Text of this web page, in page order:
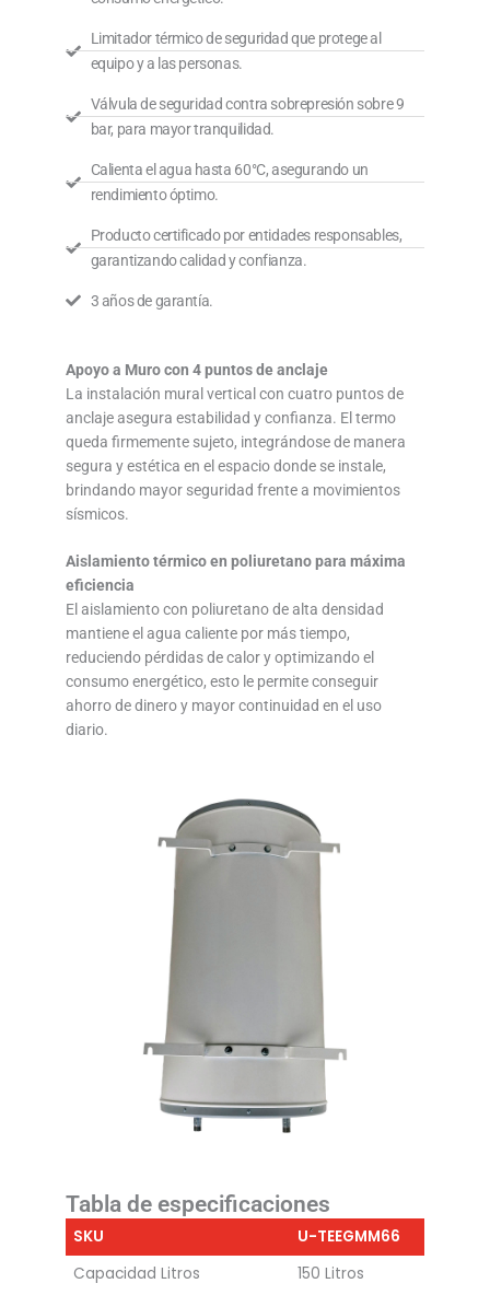
Limitador térmico de seguridad que protege al
equipo y a las personas.
Válvula de seguridad contra sobrepresión sobre 9
bar, para mayor tranquilidad.
Calienta el agua hasta 60°C, asegurando un
rendimiento óptimo.
Producto certificado por entidades responsables,
garantizando calidad y confianza.
3 años de garantía.
Apoyo a Muro con 4 puntos de anclaje
La instalación mural vertical con cuatro puntos de
anclaje asegura estabilidad y confianza. El termo
queda firmemente sujeto, integrándose de manera
segura y estética en el espacio donde se instale,
brindando mayor seguridad frente a movimientos
sísmicos.
Aislamiento térmico en poliuretano para máxima
eficiencia
El aislamiento con poliuretano de alta densidad
mantiene el agua caliente por más tiempo,
reduciendo pérdidas de calor y optimizando el
consumo energético, esto le permite conseguir
ahorro de dinero y mayor continuidad en el uso
diario.
Tabla de especificaciones
SKU
U-TEEGMM66
Capacidad Litros
150 Litros